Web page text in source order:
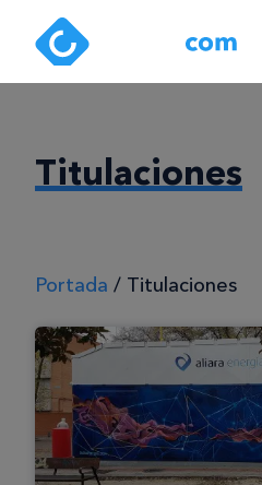
Titulaciones
Portada / Titulaciones